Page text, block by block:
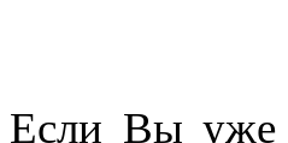
Если Вы уже